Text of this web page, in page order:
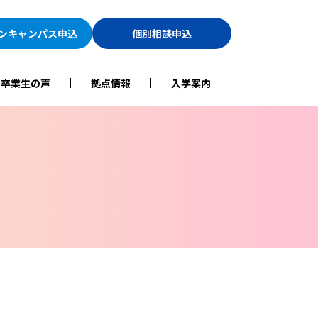
業生の声 拠点情報 入学案内
キャンパス申込 個別相談申込